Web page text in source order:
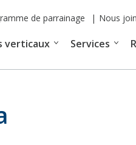
de parrainage Nous
verticaux Services